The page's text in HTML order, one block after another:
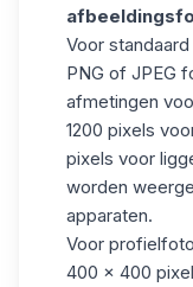
Voor
PNG of JPEG
afmetingen
1200 pixels
pixels voor
worden
apparaten.
Voor
400 x 400